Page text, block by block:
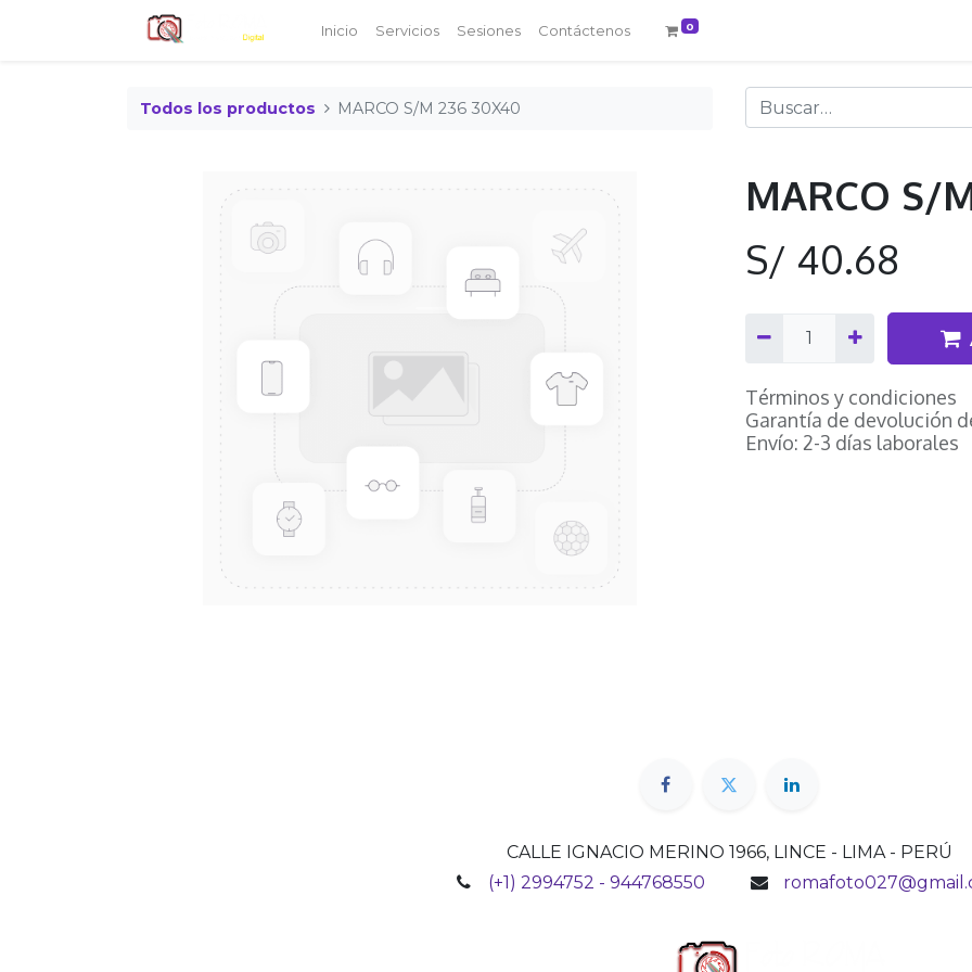
Inicio Servicios Sesiones Contáctenos 0
Todos los productos MARCO S/M 236 30X40
MARCO S/
S/ 40.68
Términos y condiciones
Garantía de devolución
Envío: 2-3 días laborales
CALLE IGNACIO MERINO 1966, LINCE - LIMA - PERÚ
(+1) 2994752 - 944768550